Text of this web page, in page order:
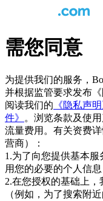
需您同意
为提供我们的服务，
并根据监管要求发布
阅读我们的 《隐私声明
件》
。浏览条款及使
流量费用。有关资费
营商）：
1.为了向您提供基本
用您的必要的个人信息
2.在您授权的基础上
（例如，为了搜索附